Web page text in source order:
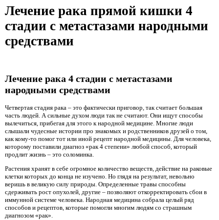
Лечение рака прямой кишки 4
стадии с метастазами народными
средствами
Лечение рака 4 стадии с метастазами
народными средствами
Четвертая стадия рака – это фактически приговор, так считает большая
часть людей. А сильные духом люди так не считают. Они ищут способы
вылечиться, прибегая для этого к народной медицине. Многие люди
слышали чудесные истории про знакомых и родственников друзей о том,
как кому-то помог тот или иной рецепт народной медицины. Для человека,
которому поставили диагноз «рак 4 степени» любой способ, который
продлит жизнь – это соломинка.
Растения хранят в себе огромное количество веществ, действие на раковые
клетки которых до конца не изучено. Но глядя на результат, невольно
веришь в великую силу природы. Определенные травы способны
сдерживать рост опухолей, другие – позволяют откорректировать сбои в
иммунной системе человека. Народная медицина собрала целый ряд
способов и рецептов, которые помогли многим людям со страшным
диагнозом «рак».